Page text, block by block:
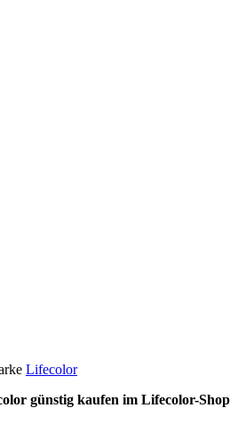
Lifecolor
günstig kaufen im Lifecolor-Shop